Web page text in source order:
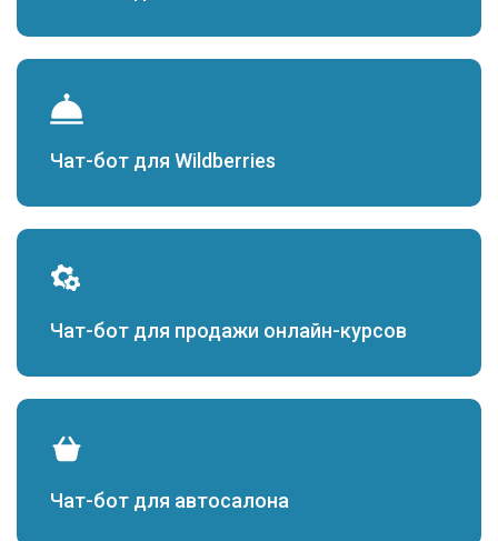
Чат-бот для Wildberries
Чат-бот для продажи онлайн-курсов
Чат-бот для автосалона